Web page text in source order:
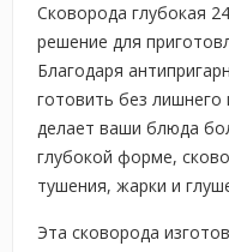
Сковорода глубокая
решение для
Благодаря
готовить без лишнего
делает ваши блюда
глубокой форме,
тушения, жарки и
Эта сковорода